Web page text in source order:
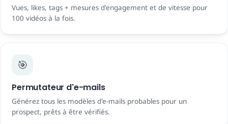
Vues, ​​likes, tags + mesures d'engagement et de vitesse pour
100 vidéos à la fois.
🎯
Permutateur d'e-mails
Générez tous les modèles d'e-mails probables pour un
prospect, prêts à être vérifiés.